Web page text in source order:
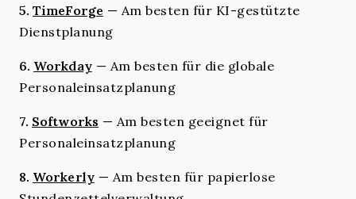
5. TimeForge — Am besten für KI-gestützte
Dienstplanung
6. Workday — Am besten für die globale
Personaleinsatzplanung
7. Softworks — Am besten geeignet für
Personaleinsatzplanung
8. Workerly — Am besten für papierlose